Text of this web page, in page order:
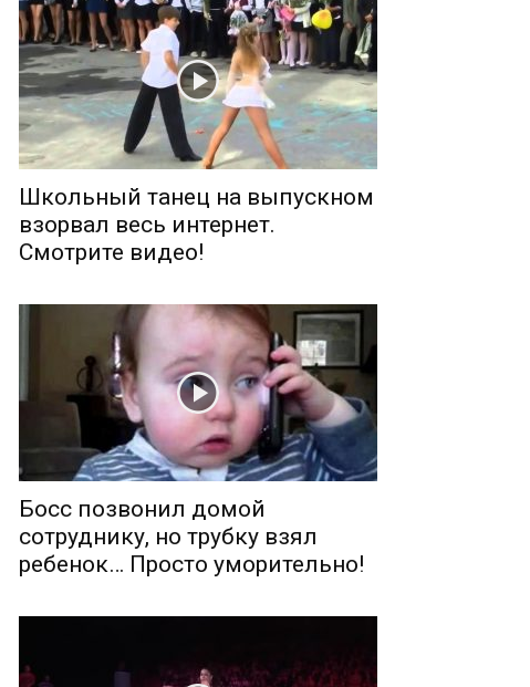
Школьный танец на выпускном
взорвал весь интернет.
Смотрите видео!
Босс позвонил домой
сотруднику, но трубку взял
ребенок… Просто уморительно!